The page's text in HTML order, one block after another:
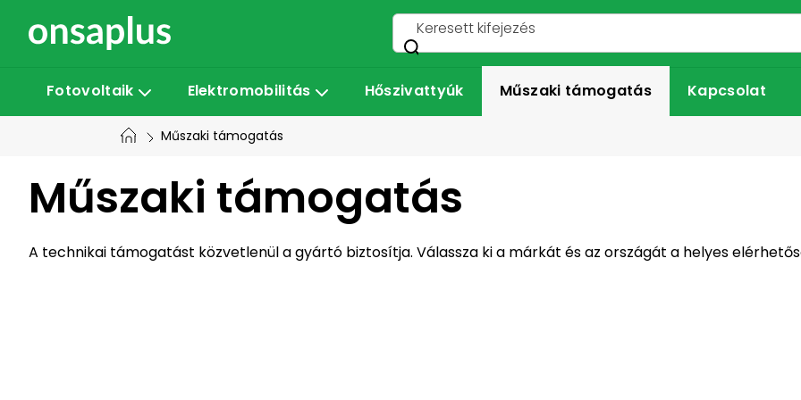
Fotovoltaik Elektromobilitás Hőszivattyúk Műszaki támogatás Kapcsolat
Műszaki támogatás
Műszaki támogatás
A technikai támogatást közvetlenül a gyártó biztosítja. Válassza ki a márkát és az országát a helyes